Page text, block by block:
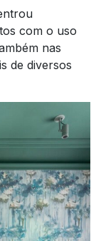
com o uso
nas
de diversos